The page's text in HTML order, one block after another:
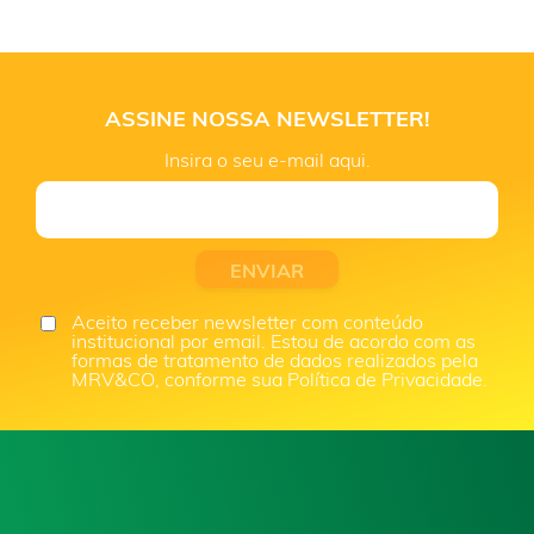
ASSINE NOSSA NEWSLETTER!
Insira o seu e-mail aqui.
Aceito receber newsletter com conteúdo
institucional por email. Estou de acordo com as
formas de tratamento de dados realizados pela
MRV&CO, conforme sua Política de Privacidade.